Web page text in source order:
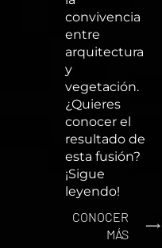
convivencia
entre
arquitectura
y
vegetación.
¿Quieres
conocer el
resultado de
esta fusión?
¡Sigue
leyendo!
CONOCER
MÁS